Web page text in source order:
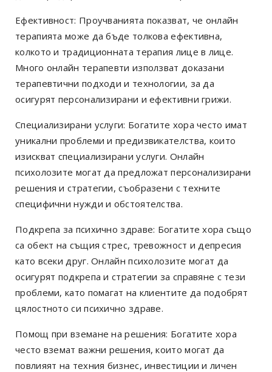
Ефективност: Проучванията показват, че онлайн
терапията може да бъде толкова ефективна,
колкото и традиционната терапия лице в лице.
Много онлайн терапевти използват доказани
терапевтични подходи и технологии, за да
осигурят персонализирани и ефективни грижи.
Специализирани услуги: Богатите хора често имат
уникални проблеми и предизвикателства, които
изискват специализирани услуги. Онлайн
психолозите могат да предложат персонализирани
решения и стратегии, съобразени с техните
специфични нужди и обстоятелства.
Подкрепа за психично здраве: Богатите хора също
са обект на същия стрес, тревожност и депресия
като всеки друг. Онлайн психолозите могат да
осигурят подкрепа и стратегии за справяне с тези
проблеми, като помагат на клиентите да подобрят
цялостното си психично здраве.
Помощ при вземане на решения: Богатите хора
често вземат важни решения, които могат да
повлияят на техния бизнес, инвестиции и личен